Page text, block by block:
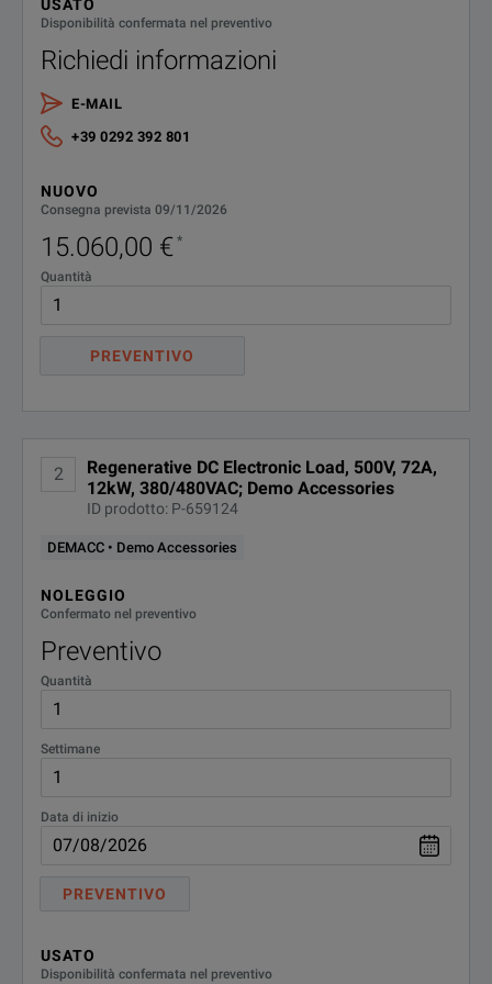
USATO
Disponibilità confermata nel preventivo
Richiedi informazioni
E-MAIL
+39 0292 392 801
NUOVO
Consegna prevista 09/11/2026
15.060,00 € *
Quantità
PREVENTIVO
2
Regenerative DC Electronic Load, 500V, 72A,
12kW, 380/480VAC; Demo Accessories
ID prodotto: P-659124
DEMACC • Demo Accessories
NOLEGGIO
Confermato nel preventivo
Preventivo
Quantità
Settimane
Data di inizio
PREVENTIVO
USATO
Disponibilità confermata nel preventivo
Model: EL4945A
Feature Parameter
Input Current
Regenerative Power Yes
Maximum Power
Number of Inputs
Input Voltage
SPECIFICATIONS
EL4900 Series Regenerative DC Electronic Loads Overview
Model
EL4915A
EL4923A
EL4925A
EL4926A